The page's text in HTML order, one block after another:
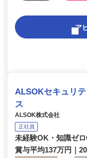
ア
ALSOKセキュリ
ス
ALSOK株式会社
正社員
未経験OK・知識ゼ
賞与平均137万円｜